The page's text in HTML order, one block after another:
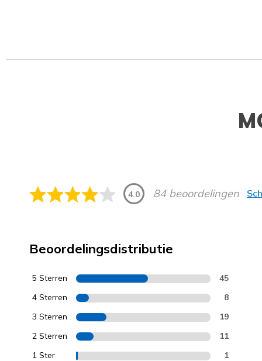
4.0 84 beoordelingen
Beoordelingsdistributie
5 Sterren 45
4 Sterren 8
3 Sterren 19
2 Sterren 11
1 Ster 1